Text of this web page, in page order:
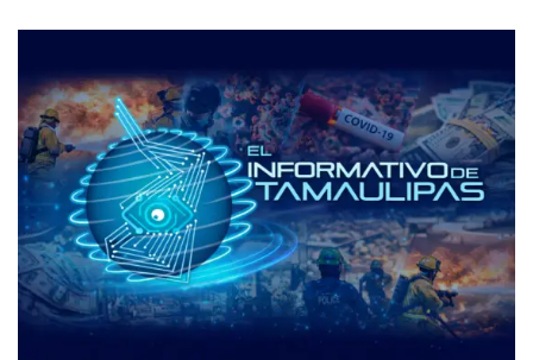
contenido